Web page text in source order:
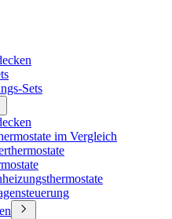
Sets
im Vergleich